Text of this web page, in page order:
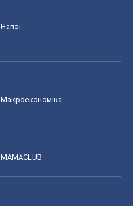
Напої
Макроекономіка
MAMACLUB